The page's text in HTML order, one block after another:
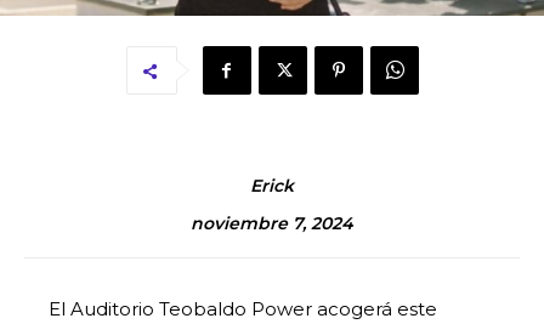
Erick
noviembre 7, 2024
El Auditorio Teobaldo Power acogerá este